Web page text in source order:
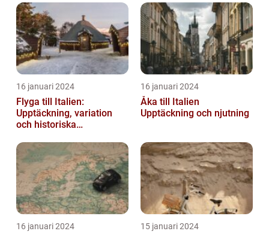
16 januari 2024
Flyga till Italien:
Upptäckning, variation
och historiska
16 januari 2024
Åka till Italien
Upptäckning och njutning
16 januari 2024 15 januari 2024